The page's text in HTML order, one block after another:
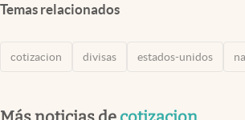
Temas relacionados
cotizacion divisas estados-unidos